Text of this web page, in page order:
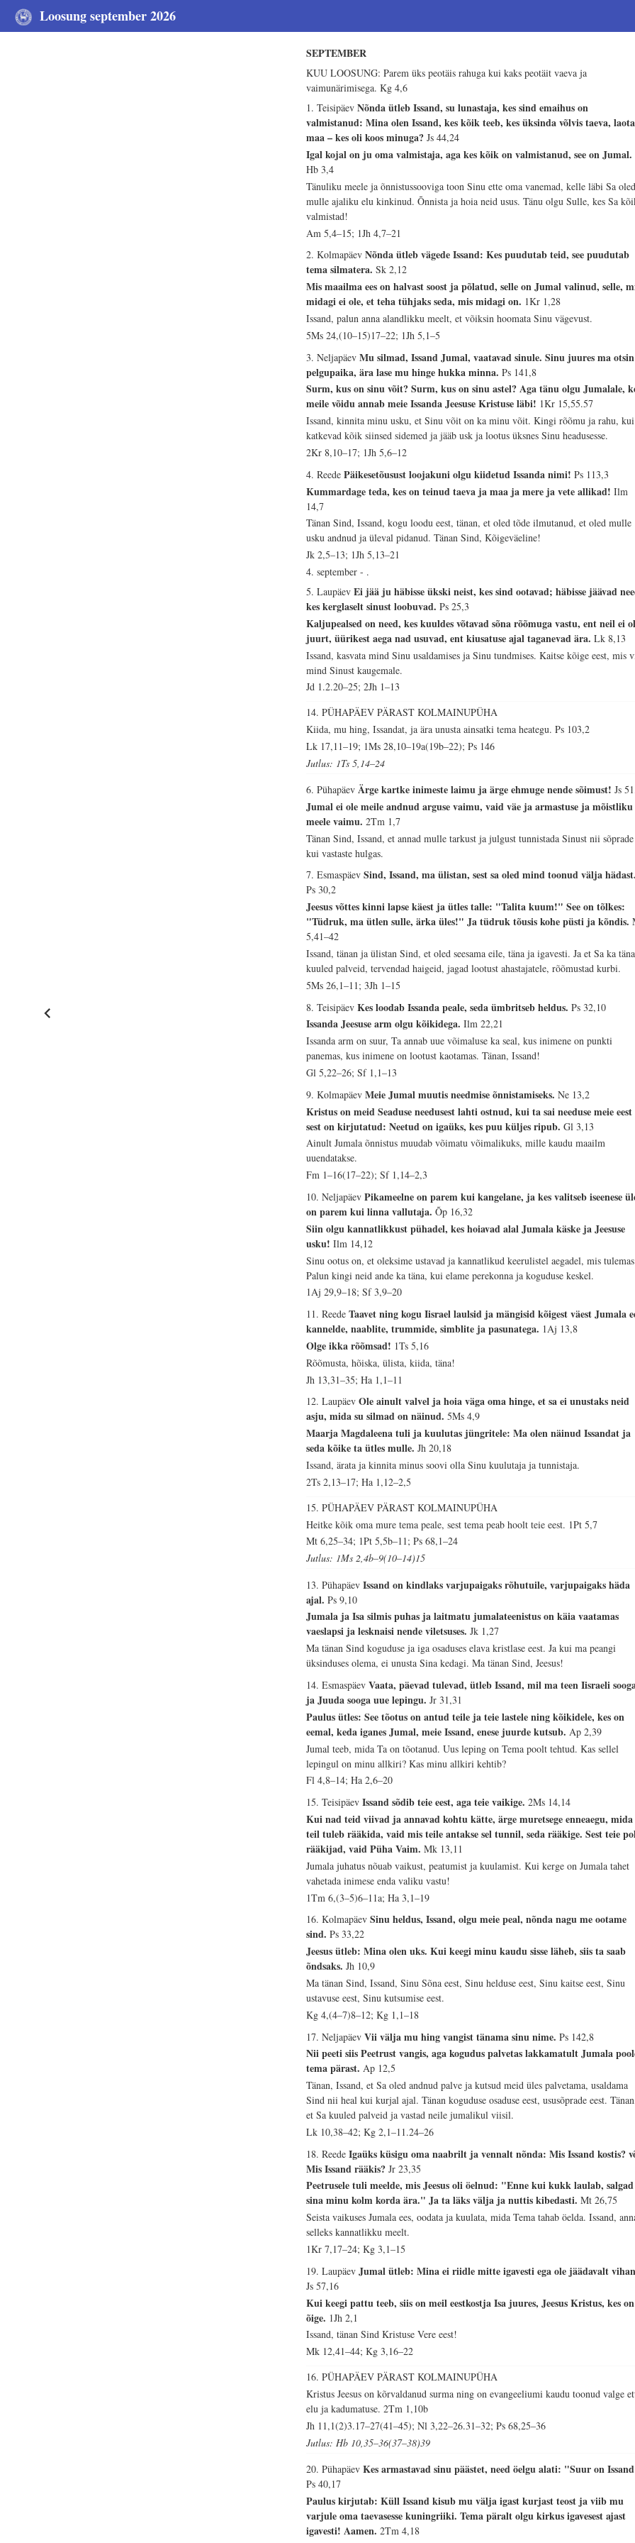
Loosung september 2026
SEPTEMBER
KUU LOOSUNG: Parem üks peotäis rahuga kui kaks peotäit vaeva ja
vaimunärimisega.Kg 4,6
1. TeisipäevNõnda ütleb Issand, su lunastaja, kes sind emaihus on
valmistanud: Mina olen Issand, kes kõik teeb, kes üksinda võlvis taeva,
maa – kes oli koos minuga?Js 44,24
Igal kojal on ju oma valmistaja, aga kes kõik on valmistanud, see on Jumal.
Hb 3,4
Tänuliku meele ja õnnistussooviga toon Sinu ette oma vanemad, kelle läbi Sa
mulle ajaliku elu kinkinud. Õnnista ja hoia neid usus. Tänu olgu Sulle, kes Sa
valmistad!
Am 5,4–15; 1Jh 4,7–21
2. KolmapäevNõnda ütleb vägede Issand: Kes puudutab teid, see puudutab
tema silmatera.Sk 2,12
Mis maailma ees on halvast soost ja põlatud, selle on Jumal valinud, selle,
midagi ei ole, et teha tühjaks seda, mis midagi on. 1Kr 1,28
Issand, palun anna alandlikku meelt, et võiksin hoomata Sinu vägevust.
5Ms 24,(10–15)17–22; 1Jh 5,1–5
3. NeljapäevMu silmad, Issand Jumal, vaatavad sinule. Sinu juures ma otsin
pelgupaika, ära lase mu hinge hukka minna.Ps 141,8
Surm, kus on sinu võit? Surm, kus on sinu astel? Aga tänu olgu Jumalale,
meile võidu annab meie Issanda Jeesuse Kristuse läbi! 1Kr 15,55.57
Issand, kinnita minu usku, et Sinu võit on ka minu võit. Kingi rõõmu ja rahu, kui
katkevad kõik siinsed sidemed ja jääb usk ja lootus üksnes Sinu headusesse.
2Kr 8,10–17; 1Jh 5,6–12
4. ReedePäikesetõusust loojakuni olgu kiidetud Issanda nimi!Ps 113,3
Kummardage teda, kes on teinud taeva ja maa ja mere ja vete allikad!Ilm
14,7
Tänan Sind, Issand, kogu loodu eest, tänan, et oled tõde ilmutanud, et oled mulle
usku andnud ja üleval pidanud. Tänan Sind, Kõigeväeline!
Jk 2,5–13; 1Jh 5,13–21
4. september - .
5. LaupäevEi jää ju häbisse ükski neist, kes sind ootavad; häbisse jäävad
kes kerglaselt sinust loobuvad.Ps 25,3
Kaljupealsed on need, kes kuuldes võtavad sõna rõõmuga vastu, ent neil ei
juurt, üürikest aega nad usuvad, ent kiusatuse ajal taganevad ära.Lk 8,13
Issand, kasvata mind Sinu usaldamises ja Sinu tundmises. Kaitse kõige eest, mis
mind Sinust kaugemale.
Jd 1.2.20–25; 2Jh 1–13
14. PÜHAPÄEV PÄRAST KOLMAINUPÜHA
Kiida, mu hing, Issandat, ja ära unusta ainsatki tema heategu.Ps 103,2
Lk 17,11–19; 1Ms 28,10–19a(19b–22); Ps 146
Jutlus: 1Ts 5,14–24
6. PühapäevÄrge kartke inimeste laimu ja ärge ehmuge nende sõimust!Js
Jumal ei ole meile andnud arguse vaimu, vaid väe ja armastuse ja mõistliku
meele vaimu.2Tm 1,7
Tänan Sind, Issand, et annad mulle tarkust ja julgust tunnistada Sinust nii sõprade
kui vastaste hulgas.
7. EsmaspäevSind, Issand, ma ülistan, sest sa oled mind toonud välja
Ps 30,2
Jeesus võttes kinni lapse käest ja ütles talle: "Talita kuum!" See on tõlkes:
"Tüdruk, ma ütlen sulle, ärka üles!" Ja tüdruk tõusis kohe püsti ja kõndis.
5,41–42
Issand, tänan ja ülistan Sind, et oled seesama eile, täna ja igavesti. Ja et Sa ka täna
kuuled palveid, tervendad haigeid, jagad lootust ahastajatele, rõõmustad kurbi.
5Ms 26,1–11; 3Jh 1–15
8. TeisipäevKes loodab Issanda peale, seda ümbritseb heldus.Ps 32,10
Issanda Jeesuse arm olgu kõikidega.Ilm 22,21
Issanda arm on suur, Ta annab uue võimaluse ka seal, kus inimene on punkti
panemas, kus inimene on lootust kaotamas. Tänan, Issand!
Gl 5,22–26; Sf 1,1–13
9. KolmapäevMeie Jumal muutis needmise õnnistamiseks.Ne 13,2
Kristus on meid Seaduse needusest lahti ostnud, kui ta sai needuse meie eest
sest on kirjutatud: Neetud on igaüks, kes puu küljes ripub.Gl 3,13
Ainult Jumala õnnistus muudab võimatu võimalikuks, mille kaudu maailm
uuendatakse.
Fm 1–16(17–22); Sf 1,14–2,3
10. NeljapäevPikameelne on parem kui kangelane, ja kes valitseb iseenese
on parem kui linna vallutaja.Õp 16,32
Siin olgu kannatlikkust pühadel, kes hoiavad alal Jumala käske ja Jeesuse
usku!Ilm 14,12
Sinu ootus on, et oleksime ustavad ja kannatlikud keerulistel aegadel, mis
Palun kingi neid ande ka täna, kui elame perekonna ja koguduse keskel.
1Aj 29,9–18; Sf 3,9–20
11. ReedeTaavet ning kogu Iisrael laulsid ja mängisid kõigest väest Jumala
kannelde, naablite, trummide, simblite ja pasunatega. 1Aj 13,8
Olge ikka rõõmsad! 1Ts 5,16
Rõõmusta, hõiska, ülista, kiida, täna!
Jh 13,31–35; Ha 1,1–11
12. LaupäevOle ainult valvel ja hoia väga oma hinge, et sa ei unustaks neid
asju, mida su silmad on näinud.5Ms 4,9
Maarja Magdaleena tuli ja kuulutas jüngritele: Ma olen näinud Issandat ja
seda kõike ta ütles mulle.Jh 20,18
Issand, ärata ja kinnita minus soovi olla Sinu kuulutaja ja tunnistaja.
2Ts 2,13–17; Ha 1,12–2,5
15. PÜHAPÄEV PÄRAST KOLMAINUPÜHA
Heitke kõik oma mure tema peale, sest tema peab hoolt teie eest. 1Pt 5,7
Mt 6,25–34; 1Pt 5,5b–11; Ps 68,1–24
Jutlus: 1Ms 2,4b–9(10–14)15
13. PühapäevIssand on kindlaks varjupaigaks rõhutuile, varjupaigaks häda
ajal.Ps 9,10
Jumala ja Isa silmis puhas ja laitmatu jumalateenistus on käia vaatamas
vaeslapsi ja lesknaisi nende viletsuses.Jk 1,27
Ma tänan Sind koguduse ja iga osaduses elava kristlase eest. Ja kui ma peangi
üksinduses olema, ei unusta Sina kedagi. Ma tänan Sind, Jeesus!
14. EsmaspäevVaata, päevad tulevad, ütleb Issand, mil ma teen Iisraeli
ja Juuda sooga uue lepingu.Jr 31,31
Paulus ütles: See tõotus on antud teile ja teie lastele ning kõikidele, kes on
eemal, keda iganes Jumal, meie Issand, enese juurde kutsub.Ap 2,39
Jumal teeb, mida Ta on tõotanud. Uus leping on Tema poolt tehtud. Kas sellel
lepingul on minu allkiri? Kas minu allkiri kehtib?
Fl 4,8–14; Ha 2,6–20
15. TeisipäevIssand sõdib teie eest, aga teie vaikige.2Ms 14,14
Kui nad teid viivad ja annavad kohtu kätte, ärge muretsege enneaegu, mida
teil tuleb rääkida, vaid mis teile antakse sel tunnil, seda rääkige. Sest teie
rääkijad, vaid Püha Vaim.Mk 13,11
Jumala juhatus nõuab vaikust, peatumist ja kuulamist. Kui kerge on Jumala tahet
vahetada inimese enda valiku vastu!
1Tm 6,(3–5)6–11a; Ha 3,1–19
16. KolmapäevSinu heldus, Issand, olgu meie peal, nõnda nagu me ootame
sind.Ps 33,22
Jeesus ütleb: Mina olen uks. Kui keegi minu kaudu sisse läheb, siis ta saab
õndsaks.Jh 10,9
Ma tänan Sind, Issand, Sinu Sõna eest, Sinu helduse eest, Sinu kaitse eest, Sinu
ustavuse eest, Sinu kutsumise eest.
Kg 4,(4–7)8–12; Kg 1,1–18
17. NeljapäevVii välja mu hing vangist tänama sinu nime.Ps 142,8
Nii peeti siis Peetrust vangis, aga kogudus palvetas lakkamatult Jumala
tema pärast.Ap 12,5
Tänan, Issand, et Sa oled andnud palve ja kutsud meid üles palvetama, usaldama
Sind nii heal kui kurjal ajal. Tänan koguduse osaduse eest, ususõprade eest.
et Sa kuuled palveid ja vastad neile jumalikul viisil.
Lk 10,38–42; Kg 2,1–11.24–26
18. ReedeIgaüks küsigu oma naabrilt ja vennalt nõnda: Mis Issand kostis?
Mis Issand rääkis?Jr 23,35
Peetrusele tuli meelde, mis Jeesus oli öelnud: "Enne kui kukk laulab, salgad
sina minu kolm korda ära." Ja ta läks välja ja nuttis kibedasti.Mt 26,75
Seista vaikuses Jumala ees, oodata ja kuulata, mida Tema tahab öelda. Issand,
selleks kannatlikku meelt.
1Kr 7,17–24; Kg 3,1–15
19. LaupäevJumal ütleb: Mina ei riidle mitte igavesti ega ole jäädavalt
Js 57,16
Kui keegi pattu teeb, siis on meil eestkostja Isa juures, Jeesus Kristus, kes on
õige. 1Jh 2,1
Issand, tänan Sind Kristuse Vere eest!
Mk 12,41–44; Kg 3,16–22
16. PÜHAPÄEV PÄRAST KOLMAINUPÜHA
Kristus Jeesus on kõrvaldanud surma ning on evangeeliumi kaudu toonud valge
elu ja kadumatuse.2Tm 1,10b
Jh 11,1(2)3.17–27(41–45); Nl 3,22–26.31–32; Ps 68,25–36
Jutlus: Hb 10,35–36(37–38)39
20. PühapäevKes armastavad sinu päästet, need öelgu alati: "Suur on
Ps 40,17
Paulus kirjutab: Küll Issand kisub mu välja igast kurjast teost ja viib mu
varjule oma taevasesse kuningriiki. Tema päralt olgu kirkus igavesest ajast
igavesti! Aamen.2Tm 4,18